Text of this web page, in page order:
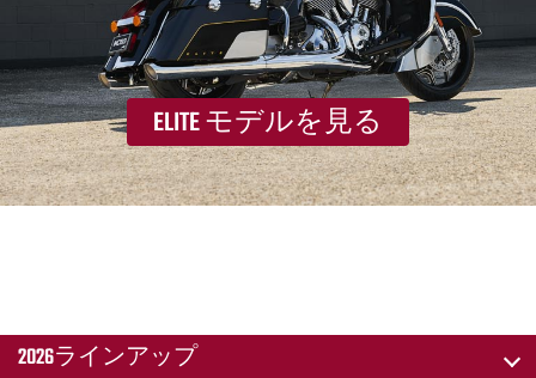
ELITE モデルを見る
2026ラインアップ